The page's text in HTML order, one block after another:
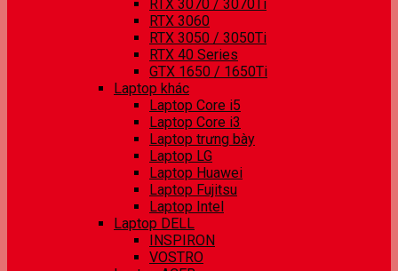
RTX 3070 / 3070Ti
RTX 3060
RTX 3050 / 3050Ti
RTX 40 Series
GTX 1650 / 1650Ti
Laptop khác
Laptop Core i5
Laptop Core i3
Laptop trưng bày
Laptop LG
Laptop Huawei
Laptop Fujitsu
Laptop Intel
Laptop DELL
INSPIRON
VOSTRO